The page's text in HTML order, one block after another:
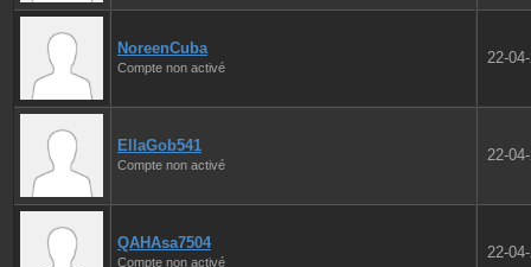
NoreenCuba
Compte non activé
22-
EllaGob541
Compte non activé
22-
QAHAsa7504
Compte non activé
22-